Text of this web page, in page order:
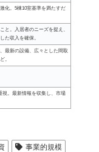
化。5棟10室基準を満たすだ
と。入居者のニーズを捉え、
た収入を確保。
最新の設備、広々とした間取
。
視。最新情報を収集し、市場
事業的規模